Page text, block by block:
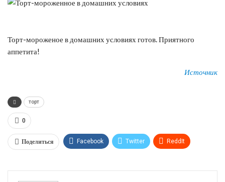
Торт-мороженое в домашних условиях готов. Приятного
аппетита!
Источник
торт
0
Поделиться Facebook Twitter ReddIt